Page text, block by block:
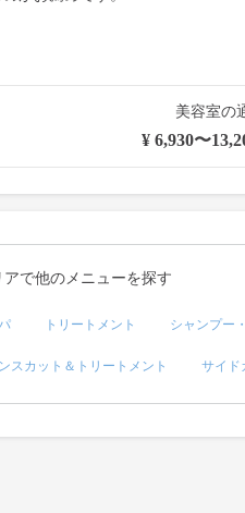
美容室の
¥ 6,930〜
アで他のメニューを探す
トリートメント シャンプー
スカット＆トリートメント サイド